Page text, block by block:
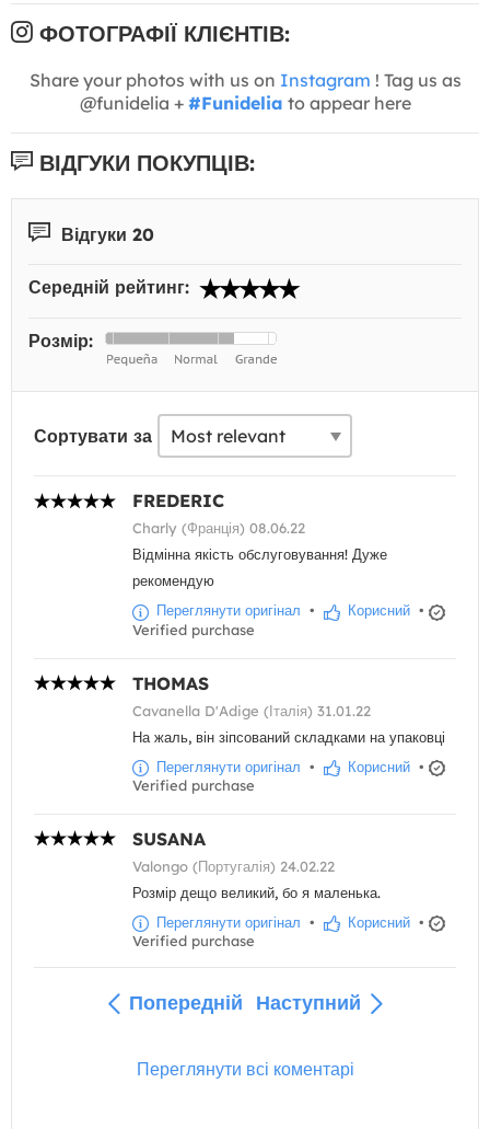
ФОТОГРАФІЇ КЛІЄНТІВ:
Share your photos with us on Instagram ! Tag us as
@funidelia + #Funidelia to appear here
ВІДГУКИ ПОКУПЦІВ:
Відгуки 20
Середній рейтинг:
Розмір:
Сортувати за
FREDERIC
Charly (Франція) 08.06.22
Відмінна якість обслуговування! Дуже
рекомендую
Переглянути оригінал • Корисний •
Verified purchase
THOMAS
Cavanella D'Adige (Італія) 31.01.22
На жаль, він зіпсований складками на упаковці
Переглянути оригінал • Корисний •
Verified purchase
SUSANA
Valongo (Португалія) 24.02.22
Розмір дещо великий, бо я маленька.
Переглянути оригінал • Корисний •
Verified purchase
Попередній Наступний
Переглянути всі коментарі